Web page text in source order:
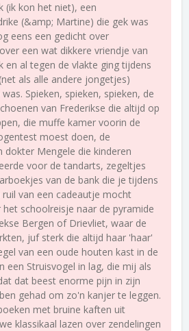
(ik kon het niet), een
(&amp; Martine) die gek was
eens een gedicht over
een wat dikkere vriendje van
al tegen de vlakte ging tijdens
als alle andere jongetjes)
Spieken, spieken, spieken, de
van Frederikse die altijd op
die muffe kamer voorin de
moest doen, de
dokter Mengele die kinderen
voor de tandarts, zegeltjes
van de bank die je tijdens
van een cadeautje mocht
schoolreisje naar de pyramide
Bergen of Drievliet, waar de
juf sterk die altijd haar 'haar'
van een oude houten kast in de
een Struisvogel in lag, die mij als
dat beest enorme pijn in zijn
gehad om zo'n kanjer te leggen.
met bruine kaften uit
klassikaal lazen over zendelingen